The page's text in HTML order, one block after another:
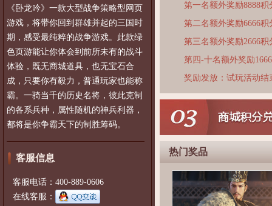
《卧龙吟》一款大型战争策略型网页
游戏，将带你回到群雄并起的三国时
期，感受最纯粹的战争游戏。此款绿
色页游能让你体会到前所未有的战斗
体验，既无商城道具，也无宝石合
成，只要你有毅力，普通玩家也能称
霸。一骑当千的历史名将，彼此克制
的各系兵种，属性随机的神兵利器，
都将是你争霸天下的制胜筹码。
客服信息
客服电话：400-889-0606
在线客服：
第一名额外奖励8888积
第二名额外奖励6666积
第三名额外奖励2666积
第四-十名额外奖励
奖励发放：试玩活动
热门奖品